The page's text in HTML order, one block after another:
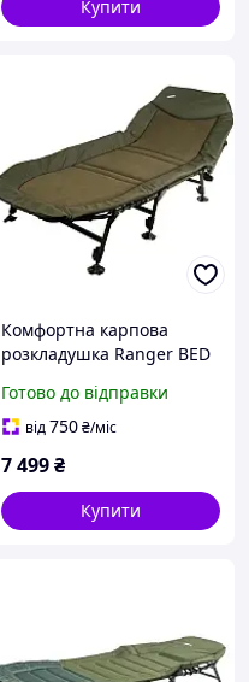
Купити
Комфортна карпова
розкладушка Ranger BED
матрацом до 160 кг
водовідштовхувальна
Готово до відправки
від750₴/міс
7 499₴
Купити